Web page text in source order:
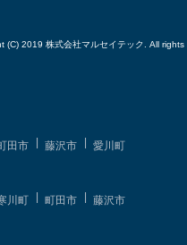
(C) 2019 株式会社マルセイテック. All rights
田市 藤沢市 愛川町
川町 町田市 藤沢市